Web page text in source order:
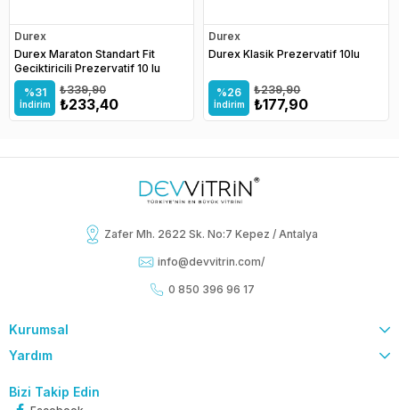
Durex
Durex Maraton Standart Fit
Geciktiricili Prezervatif 10 lu
%31
İndirim ₺233,40
₺339,90
Durex
Durex Klasik Prezervatif 10lu
%26
İndirim ₺177,90
₺239,90
Zafer Mh. 2622 Sk. No:7 Kepez / Antalya
info@devvitrin.com/
0 850 396 96 17
Kurumsal
Yardım
Bizi Takip Edin